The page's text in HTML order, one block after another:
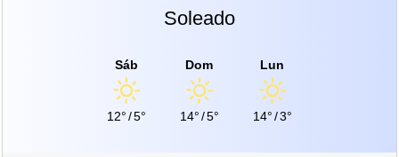
Soleado
Sáb
12°/5°
Dom
14°/5°
Lun
14°/3°